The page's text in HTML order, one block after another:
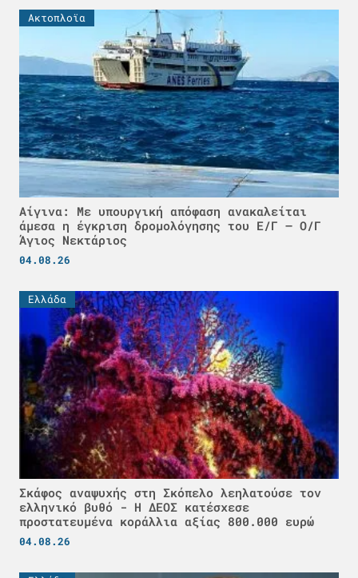
Ακτοπλοϊα
Αίγινα: Με υπουργική απόφαση ανακαλείται
άμεσα η έγκριση δρομολόγησης του Ε/Γ – Ο/Γ
Άγιος Νεκτάριος
04.08.26
Ελλάδα
Σκάφος αναψυχής στη Σκόπελο λεηλατούσε τον
ελληνικό βυθό - H ΔΕΟΣ κατέσχεσε
προστατευμένα κοράλλια αξίας 800.000 ευρώ
04.08.26